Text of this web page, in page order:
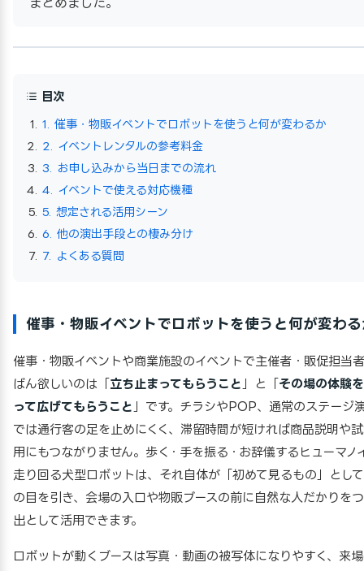
目次
1. 催事・物販イベントでロボットを使うと何が変わるか
2. イベントレンタルの参考料金
3. お申し込みから当日までの流れ
4. イベントで使える対応機種
5. 想定される活用シーン
6. 他の演出手段との棲み分け
7. よくある質問
催事・物販イベントでロボットを使うと何が変わ
催事・物販イベントや商業施設のイベントで主催者・販促担当
ばん欲しいのは「 立ち止まってもらうこと 」と「 その場の体験
って広げてもらうこと
」です。チラシやPOP、通常のステージ
では通行客の足を止めにくく、滞留時間が短ければ商品説明や
用にもつながりません。歩く・手を振る・お辞儀するヒューマノ
走り回る犬型ロボットは、それ自体が「初めて見るもの」とし
の目を引き、会場の入口や物販ブースの前に自然な人だかりを
出として活用できます。
ロボットが動くブースは写真・動画の被写体になりやすく、来